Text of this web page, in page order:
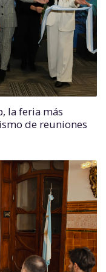
la feria más
de reuniones